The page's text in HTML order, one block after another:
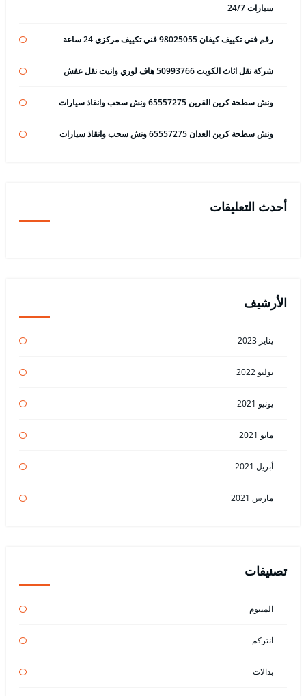
سيارات 24/7
رقم فني تكييف كيفان 98025055 فني تكييف مركزي 24 ساعة
شركة نقل اثاث الكويت 50993766 هاف لوري وانيت نقل عفش
ونش سطحة كرين القرين 65557275 ونش سحب وانقاذ سيارات
ونش سطحة كرين العدان 65557275 ونش سحب وانقاذ سيارات
أحدث التعليقات
الأرشيف
يناير 2023
يوليو 2022
يونيو 2021
مايو 2021
أبريل 2021
مارس 2021
تصنيفات
المنيوم
انتركم
بدالات